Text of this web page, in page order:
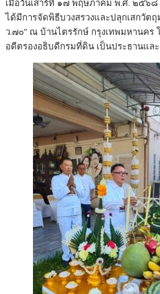
เมื่อวันเสาร์ที่ ๑๗ พฤษภาคม พ.ศ. ๒๕๖
ได้มีการจัดพิธีบวงสรวงและปลุกเสกวัต
ว.๗๐” ณ บ้านไตรรักษ์ กรุงเทพมหานค
อดีตรองอธิบดีกรมที่ดิน เป็นประธานแล